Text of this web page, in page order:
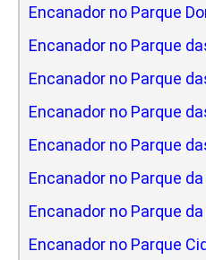
Encanador no Parque
Encanador no Parque
Encanador no Parque
Encanador no Parque
Encanador no Parque
Encanador no Parque
Encanador no Parque
Encanador no Parque